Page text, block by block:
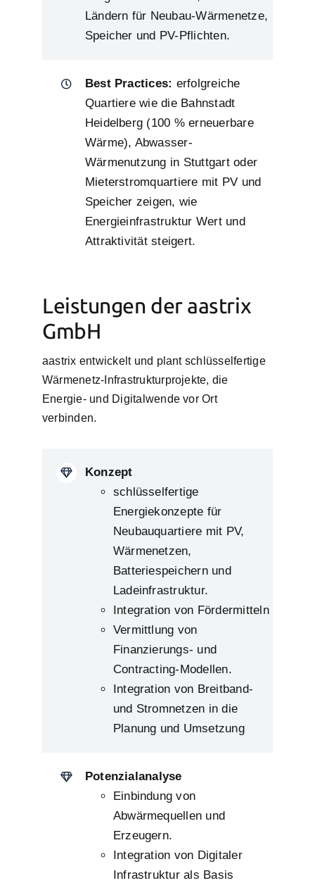
Ländern für Neubau-Wärmenetze,
Speicher und PV-Pflichten.
Best Practices: erfolgreiche
Quartiere wie die Bahnstadt
Heidelberg (100 % erneuerbare
Wärme), Abwasser-
Wärmenutzung in Stuttgart oder
Mieterstromquartiere mit PV und
Speicher zeigen, wie
Energieinfrastruktur Wert und
Attraktivität steigert.
Leistungen der aastrix
GmbH
aastrix entwickelt und plant schlüsselfertige
Wärmenetz-Infrastrukturprojekte, die
Energie- und Digitalwende vor Ort
verbinden.
Konzept
schlüsselfertige
Energiekonzepte für
Neubauquartiere mit PV,
Wärmenetzen,
Batteriespeichern und
Ladeinfrastruktur.
Integration von Fördermitteln
Vermittlung von
Finanzierungs- und
Contracting-Modellen.
Integration von Breitband-
und Stromnetzen in die
Planung und Umsetzung
Potenzialanalyse
Einbindung von
Abwärmequellen und
Erzeugern.
Integration von Digitaler
Infrastruktur als Basis